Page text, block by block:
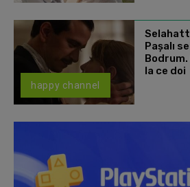
happy channel
Paşalı
la ce doi